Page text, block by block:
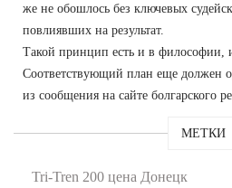
же не обошлось без ключевых
повлиявших на результат.
Такой принцип есть и в философии,
Соответствующий план еще должен
из сообщения на сайте болгарского
МЕТКИ
Tri-Tren 200 цена Донецк